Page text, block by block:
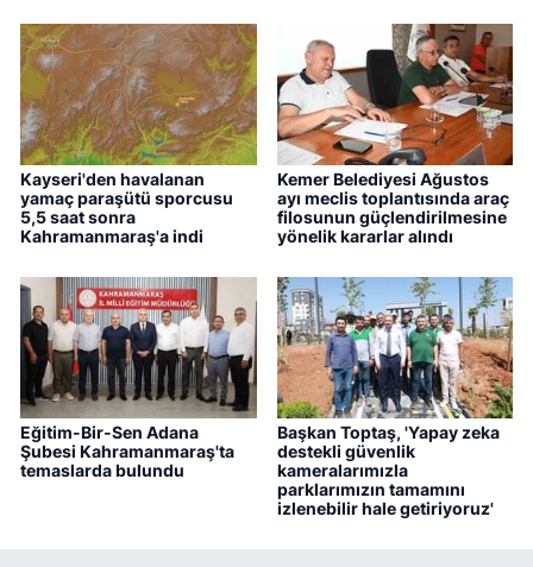
Kayseri'den havalanan
yamaç paraşütü sporcusu
5,5 saat sonra
Kahramanmaraş'a indi
Kemer Belediyesi Ağustos
ayı meclis toplantısında araç
filosunun güçlendirilmesine
yönelik kararlar alındı
Eğitim-Bir-Sen Adana
Şubesi Kahramanmaraş'ta
temaslarda bulundu
Başkan Toptaş, 'Yapay zeka
destekli güvenlik
kameralarımızla
parklarımızın tamamını
izlenebilir hale getiriyoruz'